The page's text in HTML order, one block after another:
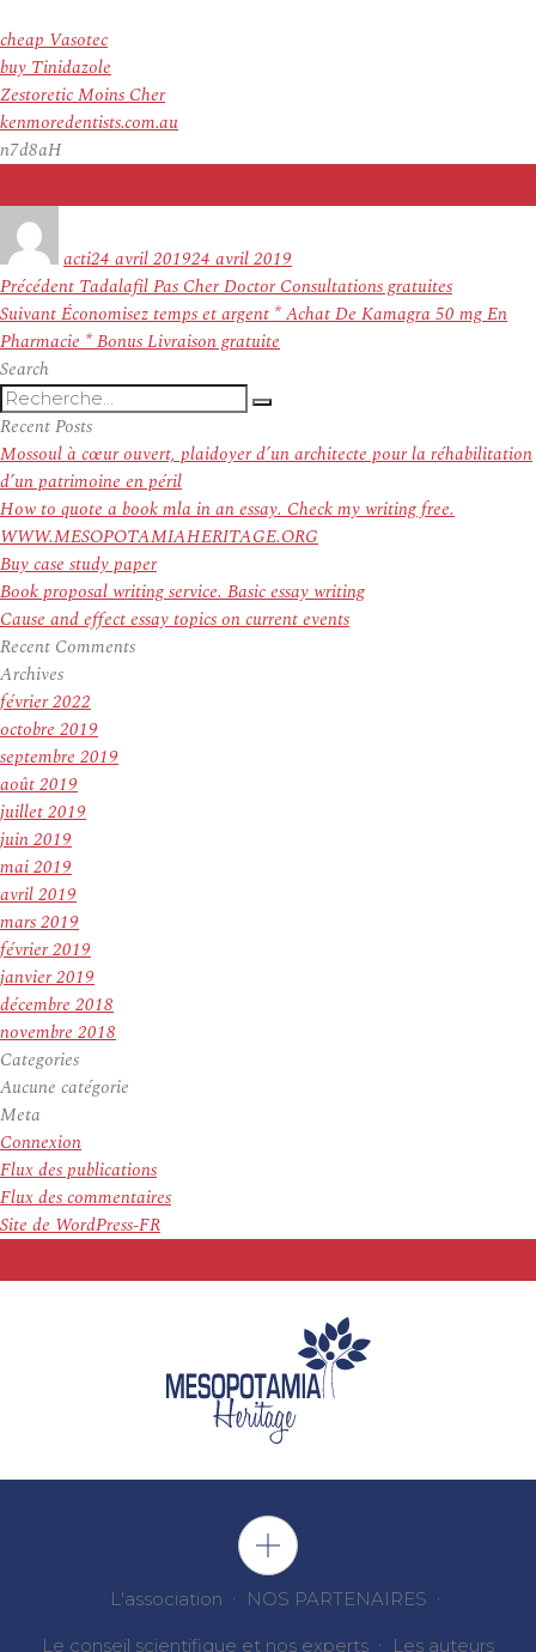
cheap Vasotec
buy Tinidazole
Zestoretic Moins Cher
kenmoredentists.com.au
n7d8aH
actile
24 avril 201924 avril 2019
Navigation
de
l’article
Précédent Article
précédent :
Tadalafil Pas Cher Doctor Consultations gratuites
SuivantArticle
suivant :
Économisez temps et argent * Achat De Kamagra 50 mg En
Pharmacie * Bonus Livraison gratuite
Search
Recherche
pour
:
Recherche
Recent Posts
Mossoul à cœur ouvert, plaidoyer d’un architecte pour la réhabilitation
d’un patrimoine en péril
How to quote a book mla in an essay. Check my writing free.
WWW.MESOPOTAMIAHERITAGE.ORG
Buy case study paper
Book proposal writing service. Basic essay writing
Cause and effect essay topics on current events
Recent Comments
Archives
février 2022
octobre 2019
septembre 2019
août 2019
juillet 2019
juin 2019
mai 2019
avril 2019
mars 2019
février 2019
janvier 2019
décembre 2018
novembre 2018
Categories
Aucune catégorie
Meta
Connexion
Flux des publications
Flux des commentaires
Site de WordPress-FR
L'association NOS PARTENAIRES
Le conseil scientifique et nos experts Les auteurs